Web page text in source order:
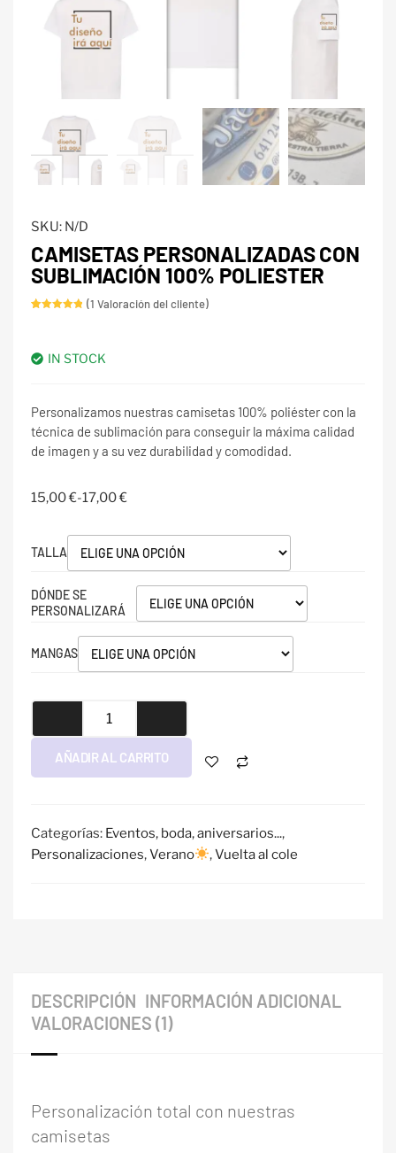
SKU: N/D
CAMISETAS PERSONALIZADAS CON
SUBLIMACIÓN 100% POLIESTER
valoración
de un
(1 Valoración del cliente)
IN STOCK
Personalizamos nuestras camisetas 100% poliéster con la
técnica de sublimación para conseguir la máxima calidad
de imagen y a su vez durabilidad y comodidad.
15,00€-17,00€
TALLA
DÓNDE SE
PERSONALIZARÁ
MANGAS
AÑADIR AL CARRITO
Categorías: Eventos, boda, aniversarios...,
Personalizaciones,Verano ,Vuelta al cole
DESCRIPCIÓN INFORMACIÓN ADICIONAL
VALORACIONES (1)
Personalización total con nuestras
camisetas